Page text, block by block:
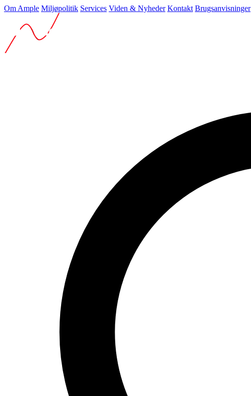
Om Ample Miljøpolitik Services Viden & Nyheder Kontakt Brugsanvisninger